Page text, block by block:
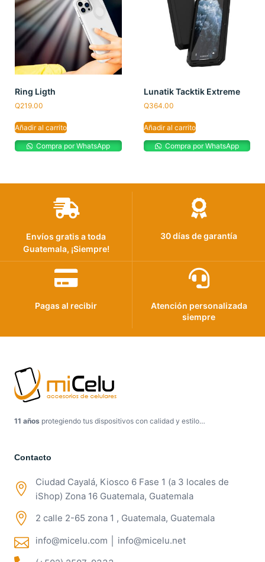
Ring Ligth
Q219.00
Añadir al carrito
Compra por WhatsApp
Lunatik Tacktik Extreme
Q364.00
Añadir al carrito
Compra por WhatsApp
Envíos gratis a toda
Guatemala, ¡Siempre!
30 días de garantía
Pagas al recibir
Atención personalizada
siempre
11 años protegiendo tus dispositivos con calidad y estilo…
Contacto
Ciudad Cayalá, Kiosco 6 Fase 1 (a 3 locales de
iShop) Zona 16 Guatemala, Guatemala
2 calle 2-65 zona 1 , Guatemala, Guatemala
info@micelu.com │ info@micelu.net